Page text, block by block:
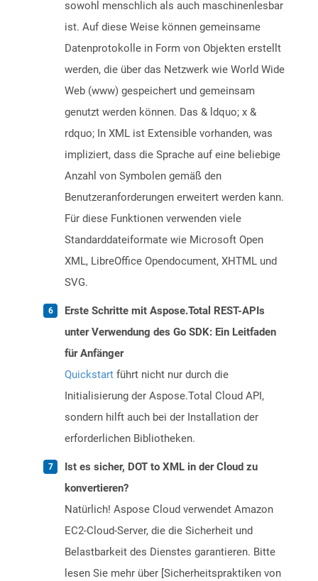
sowohl menschlich als auch maschinenlesbar
ist. Auf diese Weise können gemeinsame
Datenprotokolle in Form von Objekten erstellt
werden, die über das Netzwerk wie World Wide
Web (www) gespeichert und gemeinsam
genutzt werden können. Das & ldquo; x &
rdquo; In XML ist Extensible vorhanden, was
impliziert, dass die Sprache auf eine beliebige
Anzahl von Symbolen gemäß den
Benutzeranforderungen erweitert werden kann.
Für diese Funktionen verwenden viele
Standarddateiformate wie Microsoft Open
XML, LibreOffice Opendocument, XHTML und
SVG.
Erste Schritte mit Aspose.Total REST-APIs
unter Verwendung des Go SDK: Ein Leitfaden
für Anfänger
Quickstart führt nicht nur durch die
Initialisierung der Aspose.Total Cloud API,
sondern hilft auch bei der Installation der
erforderlichen Bibliotheken.
Ist es sicher, DOT to XML in der Cloud zu
konvertieren?
Natürlich! Aspose Cloud verwendet Amazon
EC2-Cloud-Server, die die Sicherheit und
Belastbarkeit des Dienstes garantieren. Bitte
lesen Sie mehr über [Sicherheitspraktiken von